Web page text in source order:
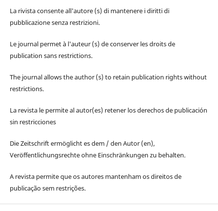
La rivista consente all'autore (s) di mantenere i diritti di
pubblicazione senza restrizioni.
Le journal permet à l'auteur (s) de conserver les droits de
publication sans restrictions.
The journal allows the author (s) to retain publication rights without
restrictions.
La revista le permite al autor(es) retener los derechos de publicación
sin restricciones
Die Zeitschrift ermöglicht es dem / den Autor (en),
Veröffentlichungsrechte ohne Einschränkungen zu behalten.
A revista permite que os autores mantenham os direitos de
publicação sem restrições.